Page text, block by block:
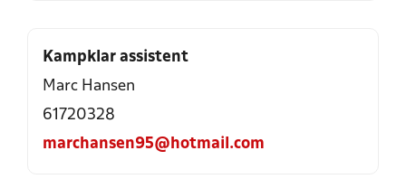
Kampklar assistent
Marc Hansen
61720328
marchansen95@hotmail.com